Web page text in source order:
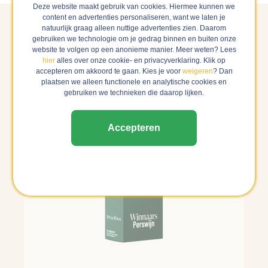
Alle wijnen in één proefbox
In deze proefbox vind je alle wijnen die zijn
benoemd door het Perswijn Wijnconcours 2025.
Met deze wijnen zit je dus sowieso goed. Shop de
Deze website maakt gebruik van cookies. Hiermee kunnen we
content en advertenties personaliseren, want we laten je
natuurlijk graag alleen nuttige advertenties zien. Daarom
gebruiken we technologie om je gedrag binnen en buiten onze
website te volgen op een anonieme manier. Meer weten? Lees
hier alles over onze cookie- en privacyverklaring. Klik op
accepteren om akkoord te gaan. Kies je voor weigeren? Dan
plaatsen we alleen functionele en analytische cookies en
gebruiken we technieken die daarop lijken.
Accepteren